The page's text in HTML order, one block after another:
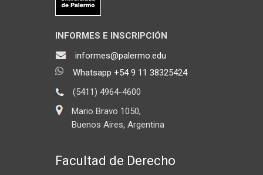
INFORMES E INSCRIPCIÓN
informes@palermo.edu
Whatsapp +54 9 11 38325424
(5411) 4964-4600
Mario Bravo 1050,
Buenos Aires, Argentina
Facultad de Derecho